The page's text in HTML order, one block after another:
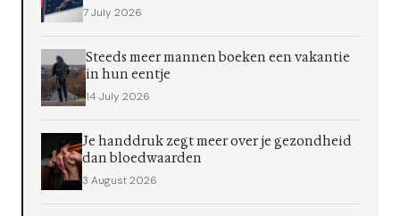
7 July 2026
Steeds meer mannen boeken een vakantie
in hun eentje
14 July 2026
Je handdruk zegt meer over je gezondheid
dan bloedwaarden
3 August 2026